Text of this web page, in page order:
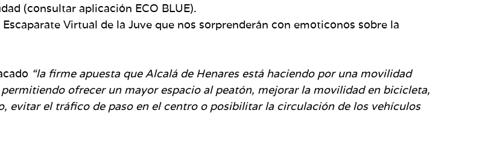
(consultar aplicación ECO BLUE).
Virtual de la Juve que nos sorprenderán con emoticonos sobre la
“la firme apuesta que Alcalá de Henares está haciendo por una movilidad
ofrecer un mayor espacio al peatón, mejorar la movilidad en bicicleta,
evitar el tráfico de paso en el centro o posibilitar la circulación de los vehículos